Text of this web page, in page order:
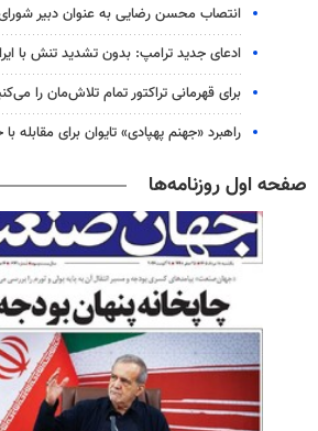
انتصاب محسن رضایی به عنوان دبیر
ادعای جدید ترامپ: بدون تشدید تنش با
برای قهرمانی تراکتور تمام تلاش‌مان را
راهبرد «جهنم پهپادی» تایوان برای مقابله
صفحه اول روزنامه‌ها